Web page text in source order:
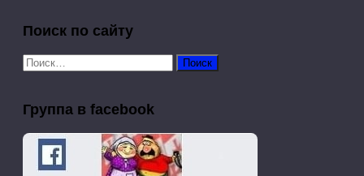
Поиск по сайту
Найти:
Группа в facebook